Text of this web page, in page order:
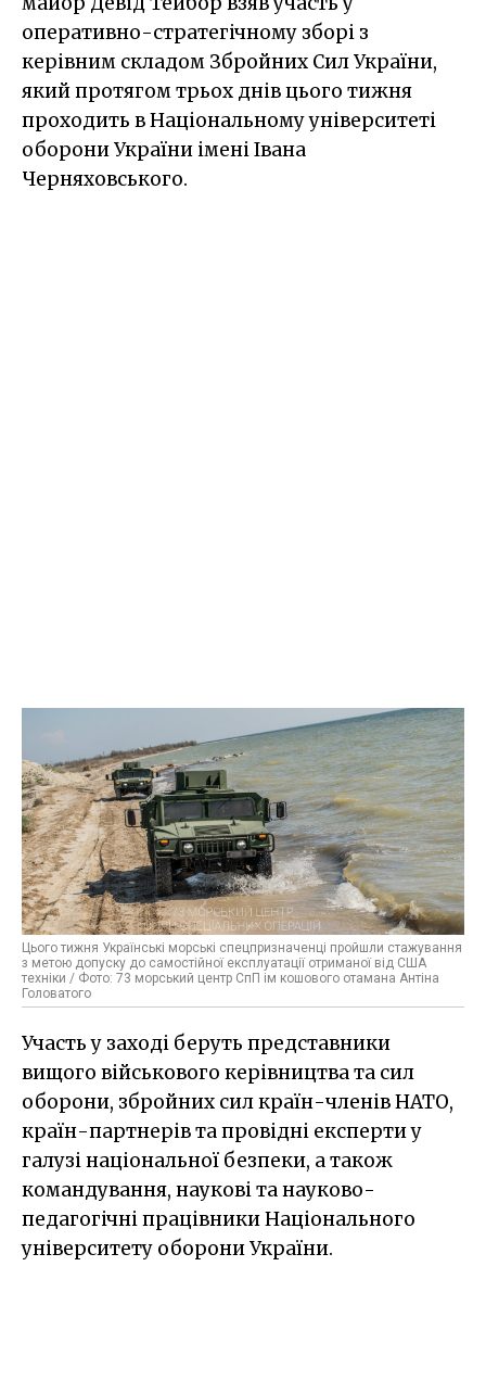
оперативно-стратегічному зборі з
керівним складом Збройних Сил України,
який протягом трьох днів цього тижня
проходить в Національному університеті
оборони України імені Івана
Черняховського.
Цього тижня Українські морські спецпризначенці пройшли стажування
з метою допуску до самостійної експлуатації отриманої від США
техніки / Фото: 73 морський центр СпП ім кошового отамана Антіна
Головатого
Участь у заході беруть представники
вищого військового керівництва та сил
оборони, збройних сил країн-членів НАТО,
країн-партнерів та провідні експерти у
галузі національної безпеки, а також
командування, наукові та науково-
педагогічні працівники Національного
університету оборони України.